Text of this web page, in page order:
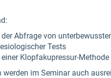
der Abfrage von
Tests
einer Klopfakupressur-
werden im Seminar auch